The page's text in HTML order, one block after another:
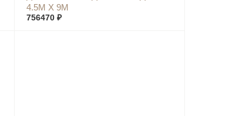
4.5М Х 9М
756470 ₽